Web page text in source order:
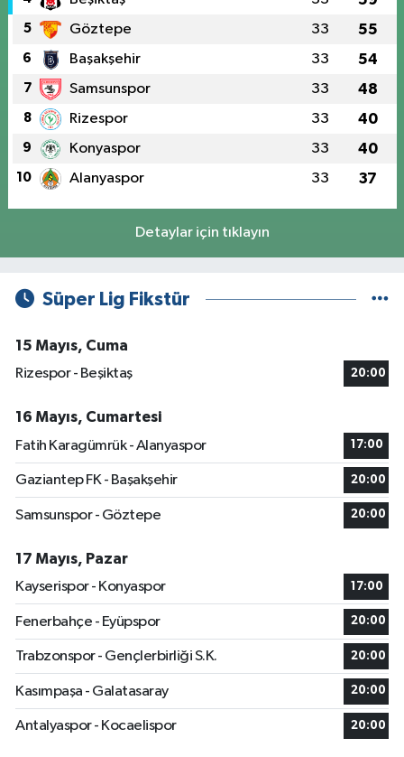
5 Göztepe 33 55
6 Başakşehir 33 54
7 Samsunspor 33 48
8 Rizespor 33 40
9 Konyaspor 33 40
10 Alanyaspor 33 37
Detaylar için tıklayın
Süper Lig Fikstür
15 Mayıs, Cuma
Rizespor - Beşiktaş
20:00
16 Mayıs, Cumartesi
Fatih Karagümrük - Alanyaspor
17:00
Gaziantep FK - Başakşehir 20:00
Samsunspor - Göztepe 20:00
17 Mayıs, Pazar
Kayserispor - Konyaspor
17:00
Fenerbahçe - Eyüpspor 20:00
Trabzonspor - Gençlerbirliği S.K. 20:00
Kasımpaşa - Galatasaray 20:00
Antalyaspor - Kocaelispor 20:00